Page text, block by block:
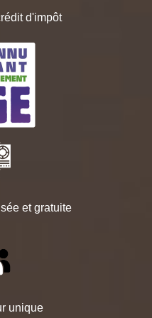
d'impôt
et gratuite
unique